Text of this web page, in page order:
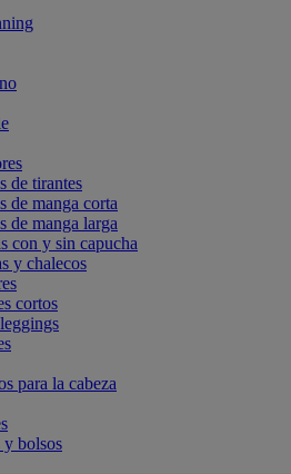
de tirantes
de manga corta
de manga larga
con y sin capucha
y chalecos
cortos
para la cabeza
bolsos